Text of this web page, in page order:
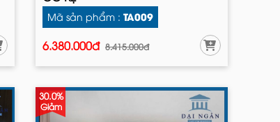
Mã sản phẩm : TA009
6.380.000đ 8.415.000đ
30.0%
Giảm